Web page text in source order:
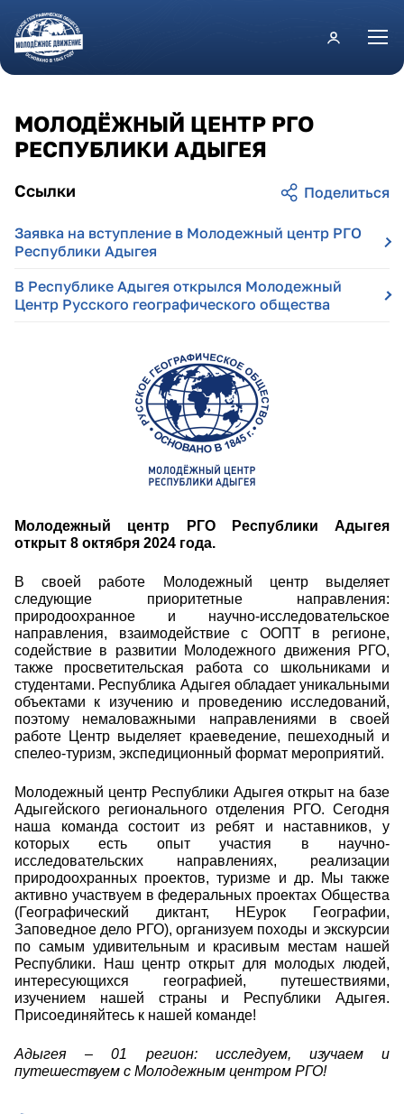
Перейти к основному содержанию
Ссылки
Заявка на вступление в Молодежный центр РГО
Республики Адыгея
В Республике Адыгея открылся Молодежный
Центр Русского географического общества
МОЛОДЁЖНЫЙ ЦЕНТР РГО
РЕСПУБЛИКИ АДЫГЕЯ
Молодежный центр РГО Республики Адыгея
открыт 8 октября 2024 года.
В своей работе Молодежный центр выделяет
следующие приоритетные направления:
природоохранное и научно-исследовательское
направления, взаимодействие с ООПТ в регионе,
содействие в развитии Молодежного движения РГО,
также просветительская работа со школьниками и
студентами. Республика Адыгея обладает уникальными
объектами к изучению и проведению исследований,
поэтому немаловажными направлениями в своей
работе Центр выделяет краеведение, пешеходный и
спелео-туризм, экспедиционный формат мероприятий.
Молодежный центр Республики Адыгея открыт на базе
Адыгейского регионального отделения РГО. Сегодня
наша команда состоит из ребят и наставников, у
которых есть опыт участия в научно-
исследовательских направлениях, реализации
природоохранных проектов, туризме и др. Мы также
активно участвуем в федеральных проектах Общества
(Географический диктант, НЕурок Географии,
Заповедное дело РГО), организуем походы и экскурсии
по самым удивительным и красивым местам нашей
Республики. Наш центр открыт для молодых людей,
интересующихся географией, путешествиями,
изучением нашей страны и Республики Адыгея.
Присоединяйтесь к нашей команде!
Адыгея – 01 регион: исследуем, изучаем и
путешествуем с Молодежным центром РГО!